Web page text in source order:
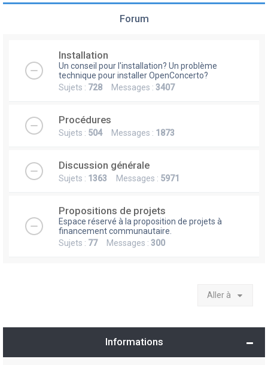
e
Forum
Installation
Un conseil pour l'installation? Un problème
technique pour installer OpenConcerto?
Sujets : 728 Messages : 3407
Procédures
Sujets : 504Messages : 1873
Discussion générale
Sujets : 1363 Messages : 5971
Propositions de projets
Espace réservé à la proposition de projets à
financement communautaire.
Sujets : 77Messages : 300
Aller à
Informations